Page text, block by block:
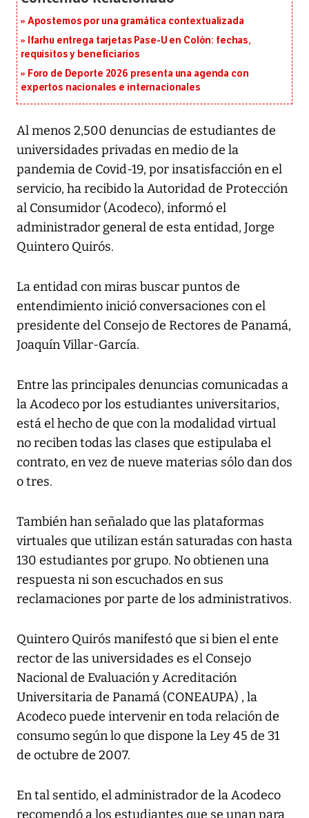
Apostemos por una gramática contextualizada
Ifarhu entrega tarjetas Pase-U en Colón: fechas,
requisitos y beneficiarios
Foro de Deporte 2026 presenta una agenda con
expertos nacionales e internacionales
Al menos 2,500 denuncias de estudiantes de
universidades privadas en medio de la
pandemia de Covid-19, por insatisfacción en el
servicio, ha recibido la Autoridad de Protección
al Consumidor (Acodeco), informó el
administrador general de esta entidad, Jorge
Quintero Quirós.
La entidad con miras buscar puntos de
entendimiento inició conversaciones con el
presidente del Consejo de Rectores de Panamá,
Joaquín Villar-García.
Entre las principales denuncias comunicadas a
la Acodeco por los estudiantes universitarios,
está el hecho de que con la modalidad virtual
no reciben todas las clases que estipulaba el
contrato, en vez de nueve materias sólo dan dos
o tres.
También han señalado que las plataformas
virtuales que utilizan están saturadas con hasta
130 estudiantes por grupo. No obtienen una
respuesta ni son escuchados en sus
reclamaciones por parte de los administrativos.
Quintero Quirós manifestó que si bien el ente
rector de las universidades es el Consejo
Nacional de Evaluación y Acreditación
Universitaria de Panamá (CONEAUPA) , la
Acodeco puede intervenir en toda relación de
consumo según lo que dispone la Ley 45 de 31
de octubre de 2007.
En tal sentido, el administrador de la Acodeco
recomendó a los estudiantes que se unan para